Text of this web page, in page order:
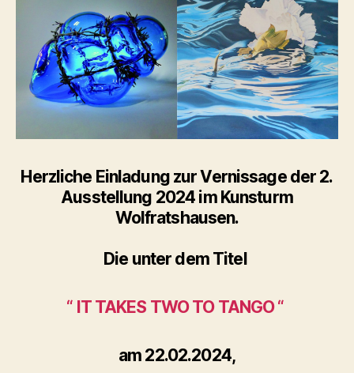
Herzliche Einladung zur Vernissage der 2.
Ausstellung 2024 im Kunsturm
Wolfratshausen.
Die unter dem Titel
“ IT TAKES TWO TO TANGO “
am 22.02.2024,